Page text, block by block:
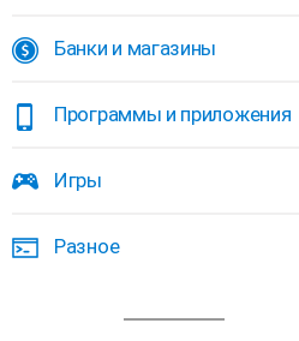
Банки и магазины
Программы и приложения
Игры
Разное